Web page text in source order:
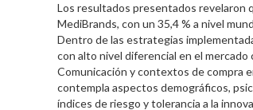
Los resultados presentados revelaron
MediBrands, con un 35,4 % a nivel
Dentro de las estrategias
con alto nivel diferencial en el
Comunicación y contextos de compra
contempla aspectos demográficos,
índices de riesgo y tolerancia a la